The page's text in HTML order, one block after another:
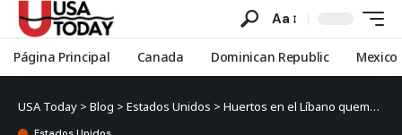
Aa
Página Principal Canada Dominican Republic Mexico
USA Today > Blog > Estados Unidos > Huertos en el Líbano quemados y hábitat de vida silvestre destruidos por ataques israelíes, planteando preocupantes cuestiones de derecho internacional